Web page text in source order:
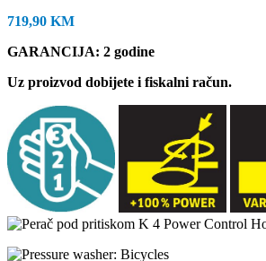
719,90 KM
GARANCIJA: 2 godine
Uz proizvod dobijete i fiskalni račun.